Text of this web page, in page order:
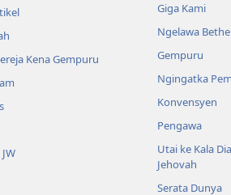
Kena Gempuru
Giga Kami
Ngelawa
Gempuru
Ngingatka
Konvensyen
Pengawa
Utai ke Kala
Jehovah
Serata Dunya